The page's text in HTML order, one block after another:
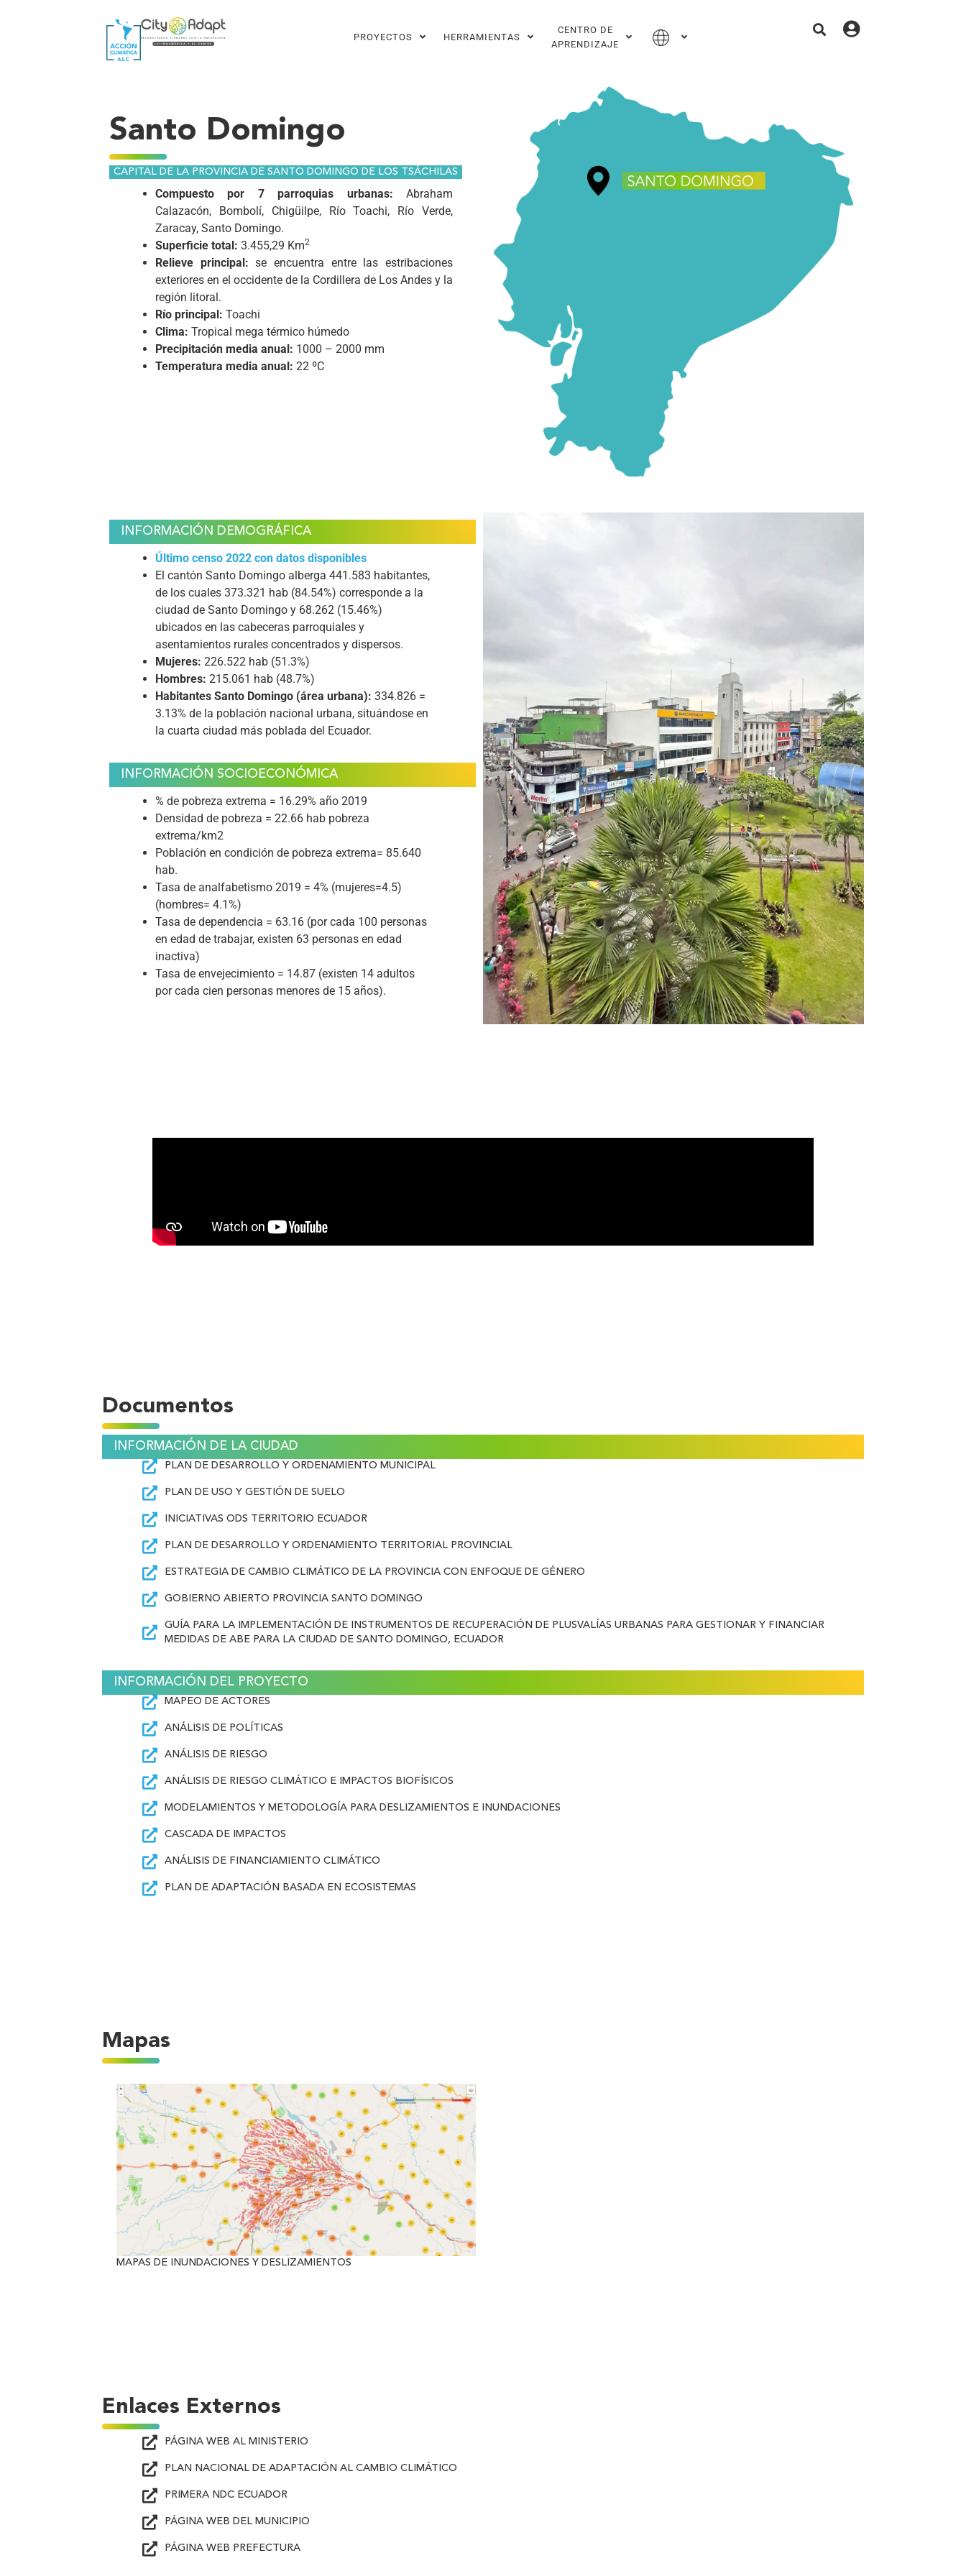
PROYECTOS HERRAMIENTAS
CENTRO DE
APRENDIZAJE
Santo Domingo
CAPITAL DE LA PROVINCIA DE SANTO DOMINGO DE LOS TSÁCHILAS
Compuesto por 7 parroquias urbanas: Abraham
Calazacón, Bombolí, Chigüilpe, Río Toachi, Río Verde,
Zaracay, Santo Domingo.
Superficie total: 3.455,29 Km2
Relieve principal: se encuentra entre las estribaciones
exteriores en el occidente de la Cordillera de Los Andes y la
región litoral.
Río principal: Toachi
Clima: Tropical mega térmico húmedo
Precipitación media anual: 1000 – 2000 mm
Temperatura media anual: 22 ºC
INFORMACIÓN DEMOGRÁFICA
Último censo 2022 con datos disponibles
El cantón Santo Domingo alberga 441.583 habitantes,
de los cuales 373.321 hab (84.54%) corresponde a la
ciudad de Santo Domingo y 68.262 (15.46%)
ubicados en las cabeceras parroquiales y
asentamientos rurales concentrados y dispersos.
Mujeres: 226.522 hab (51.3%)
Hombres: 215.061 hab (48.7%)
Habitantes Santo Domingo (área urbana): 334.826 =
3.13% de la población nacional urbana, situándose en
la cuarta ciudad más poblada del Ecuador.
INFORMACIÓN SOCIOECONÓMICA
% de pobreza extrema = 16.29% año 2019
Densidad de pobreza = 22.66 hab pobreza
extrema/km2
Población en condición de pobreza extrema= 85.640
hab.
Tasa de analfabetismo 2019 = 4% (mujeres=4.5)
(hombres= 4.1%)
Tasa de dependencia = 63.16 (por cada 100 personas
en edad de trabajar, existen 63 personas en edad
inactiva)
Tasa de envejecimiento = 14.87 (existen 14 adultos
por cada cien personas menores de 15 años).
Documentos
INFORMACIÓN DE LA CIUDAD
PLAN DE DESARROLLO Y ORDENAMIENTO MUNICIPAL
PLAN DE USO Y GESTIÓN DE SUELO
INICIATIVAS ODS TERRITORIO ECUADOR
PLAN DE DESARROLLO Y ORDENAMIENTO TERRITORIAL PROVINCIAL
ESTRATEGIA DE CAMBIO CLIMÁTICO DE LA PROVINCIA CON ENFOQUE DE GÉNERO
GOBIERNO ABIERTO PROVINCIA SANTO DOMINGO
GUÍA PARA LA IMPLEMENTACIÓN DE INSTRUMENTOS DE RECUPERACIÓN DE PLUSVALÍAS URBANAS PARA GESTIONAR Y FINANCIAR
MEDIDAS DE ABE PARA LA CIUDAD DE SANTO DOMINGO, ECUADOR
INFORMACIÓN DEL PROYECTO
MAPEO DE ACTORES
ANÁLISIS DE POLÍTICAS
ANÁLISIS DE RIESGO
ANÁLISIS DE RIESGO CLIMÁTICO E IMPACTOS BIOFÍSICOS
MODELAMIENTOS Y METODOLOGÍA PARA DESLIZAMIENTOS E INUNDACIONES
CASCADA DE IMPACTOS
ANÁLISIS DE FINANCIAMIENTO CLIMÁTICO
PLAN DE ADAPTACIÓN BASADA EN ECOSISTEMAS
Mapas
MAPAS DE INUNDACIONES Y DESLIZAMIENTOS
Enlaces Externos
PÁGINA WEB AL MINISTERIO
PLAN NACIONAL DE ADAPTACIÓN AL CAMBIO CLIMÁTICO
PRIMERA NDC ECUADOR
PÁGINA WEB DEL MUNICIPIO
PÁGINA WEB PREFECTURA